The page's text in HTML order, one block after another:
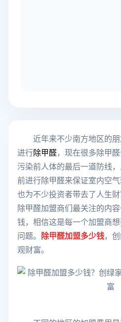
近年来不少南方地区的
进行除甲醛，现在很多除甲
污染前人体的最后一道防线
前进行除甲醛来保证室内空
也为不少投资者带去了人生
除甲醛加盟商们最关注的内
钱，相信这是每一个加盟商
问题。
除甲醛加盟多少钱，
观财富。